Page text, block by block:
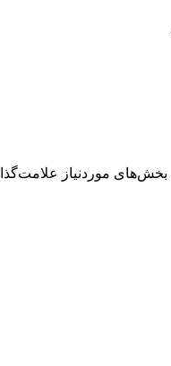
بخش‌های موردنیاز